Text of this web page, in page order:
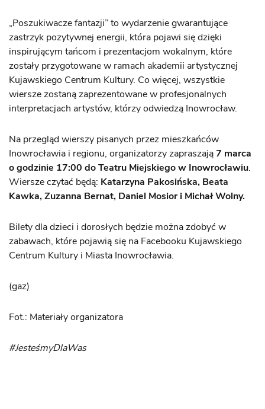
„Poszukiwacze fantazji” to wydarzenie gwarantujące
zastrzyk pozytywnej energii, która pojawi się dzięki
inspirującym tańcom i prezentacjom wokalnym, które
zostały przygotowane w ramach akademii artystycznej
Kujawskiego Centrum Kultury. Co więcej, wszystkie
wiersze zostaną zaprezentowane w profesjonalnych
interpretacjach artystów, którzy odwiedzą Inowrocław.
Na przegląd wierszy pisanych przez mieszkańców
Inowrocławia i regionu, organizatorzy zapraszają7 marca
o godzinie 17:00 do Teatru Miejskiego w Inowrocławiu.
Wiersze czytać będą: Katarzyna Pakosińska, Beata
Kawka, Zuzanna Bernat, Daniel Mosior i Michał Wolny.
Bilety dla dzieci i dorosłych będzie można zdobyć w
zabawach, które pojawią się na Facebooku Kujawskiego
Centrum Kultury i Miasta Inowrocławia.
(gaz)
Fot.: Materiały organizatora
#JesteśmyDlaWas